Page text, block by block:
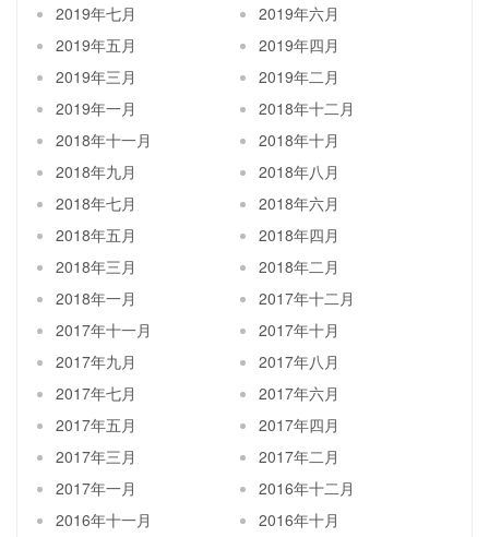
2019年七月
2019年六月
2019年五月
2019年四月
2019年三月
2019年二月
2019年一月
2018年十二月
2018年十一月
2018年十月
2018年九月
2018年八月
2018年七月
2018年六月
2018年五月
2018年四月
2018年三月
2018年二月
2018年一月
2017年十二月
2017年十一月
2017年十月
2017年九月
2017年八月
2017年七月
2017年六月
2017年五月
2017年四月
2017年三月
2017年二月
2017年一月
2016年十二月
2016年十一月
2016年十月